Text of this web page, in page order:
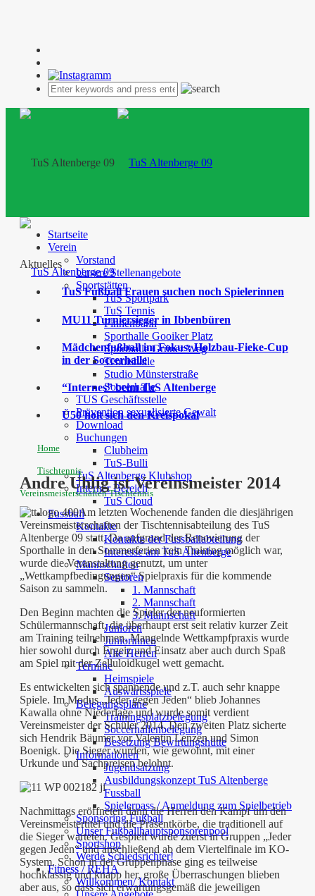
Startseite
Verein
Vorstand
Unsere Stellenangebote
Sportstätten
TuS Sportpark
TuS Tennis
Finnenbahn
Sporthalle Gooiker Platz
Sporthalle Grüner Weg
Tennishalle
Studio Münsterstraße
Soccerhalle
TUS Geschäftsstelle
Prävention sexualisierte Gewalt
Download
Buchungen
Clubheim
TuS-Bulli
TuS Altenberge Klubshop
Interner Bereich
TuS Cloud
Fussball
Kontakte
Kontakte der Fussballabteilung
Interesse am TuS Altenberge
Mannschaften
Senioren
1. Mannschaft
2. Mannschaft
3. Mannschaft
Junioren
Juniorinnen
Alte Herren
Termine
Heimspiele
Auswärtsspiele
Belegungspläne
Trainingsplatzbelegung
Soccerhallenbelegung
Besetzung Bewirtungshütte
Informationen
Jugendsatzung
Ausbildungskonzept TuS Altenberge
Fussball
Spielerpass / Anmeldung zum Spielbetrieb
Sponsoring Fußball
Unser Fußballhauptsponsorenpool
Sportshop
Werde Schiedsrichter!
Fitness / REHA
Willkommen/ Kontakt
Aktuelles
TuS Fußball Frauen suchen noch Spielerinnen
MU11 Turniersieger in Ibbenbüren
Mädchenfußball im Fokus: Holzbau-Fieke-Cup
in der Soccerhalle
“Internes” beim TuS Altenberge
Ü50 holt sich den Kreispokal
Home
Tischtennis
Vereinsmeisterschaften Tischtennis
Andre Uhlig ist Vereinsmeister 2014
Am letzten Wochenende fanden die diesjährigen
Vereinsmeisterschaften der Tischtennisabteilung des TuS
Altenberge 09 statt. Da aufgrund der Renovierung der
Sporthalle in den Sommerferien kein Training möglich war,
wurde die Veranstaltung genutzt, um unter
„Wettkampfbedingungen“ Spielpraxis für die kommende
Saison zu sammeln.
Den Beginn machten die Spieler der neuformierten
Schülermannschaft, die überhaupt erst seit relativ kurzer Zeit
am Training teilnehmen. Mangelnde Wettkampfpraxis wurde
hier sowohl durch Ergeiz und Einsatz aber auch durch Spaß
am Spiel mit der Zelluloidkugel wett gemacht.
Es entwickelten sich spannende und z.T. auch sehr knappe
Spiele. Im Modus „Jeder gegen Jeden“ blieb Johannes
Kawalla ohne Niederlage und wurde somit verdient
Vereinsmeister der Schüler 2014. Den zweiten Platz sicherte
sich Hendrik Bäumer vor Valentin Lenzen und Simon
Boenigk. Die Sieger wurden, wie gewohnt, mit einer
Urkunde und Sachpreisen belohnt.
Nachmittags eröffneten dann die Herren den Kampf um den
Vereinsmeistertitel und die Präsentkörbe, die traditionell auf
die Sieger warteten. Gespielt wurde zuerst in Gruppen „Jeder
gegen Jeden“ und anschließend ab dem Viertelfinale im KO-
System. Schon in der Gruppenphase ging es teilweise
hochklassig und knapp her, große Überraschungen blieben
aber aus, so dass sich erwartungsgemäß die jeweiligen